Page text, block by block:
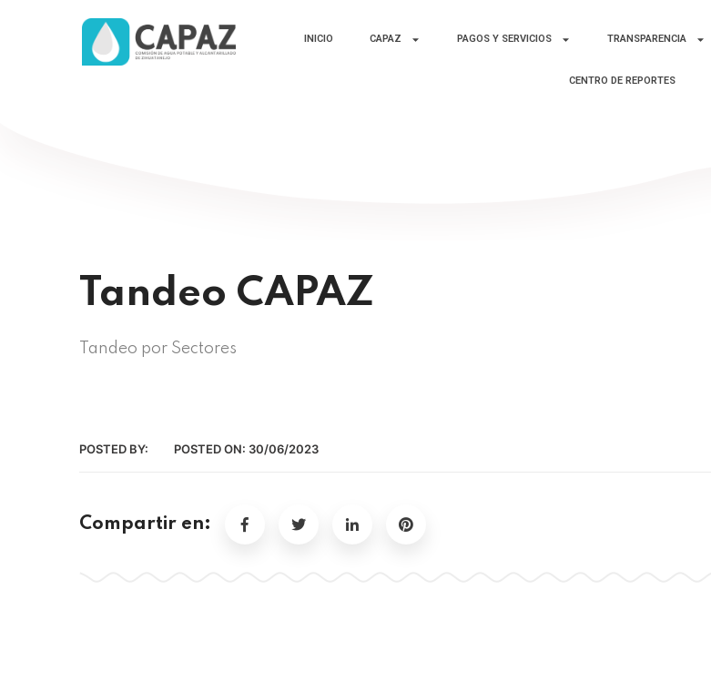
INICIO CAPAZ PAGOS Y SERVICIOS TRANSPARENCIA
CENTRO DE REPORTES
Tandeo CAPAZ
Tandeo por Sectores
POSTED BY: POSTED ON: 30/06/2023
Compartir en: